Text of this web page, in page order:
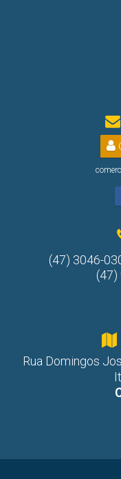
(47) 3046-
(47)
Rua Domingos